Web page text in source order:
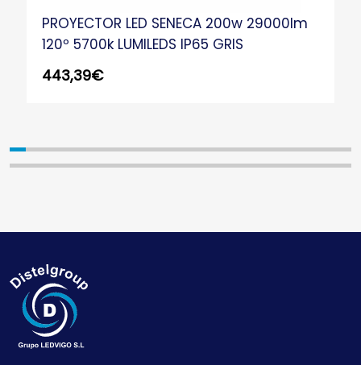
PROYECTOR LED SENECA 200w 29000lm
120º 5700k LUMILEDS IP65 GRIS
443,39€